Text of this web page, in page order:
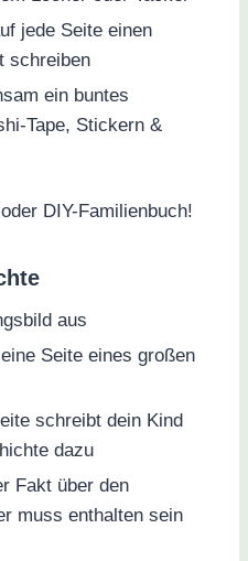
jede Seite einen
schreiben
ein buntes
Tape, Stickern &
DIY-Familienbuch!
aus
Seite eines großen
schreibt dein Kind
dazu
Fakt über den
muss enthalten sein